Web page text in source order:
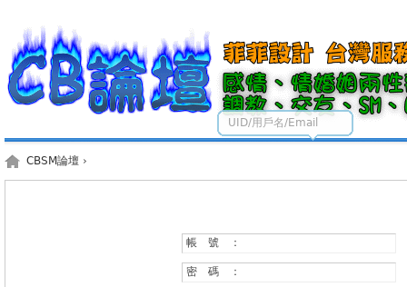
UID/用戶名/Email
CBSM論壇 ›
帳 號 ：
密 碼 ：